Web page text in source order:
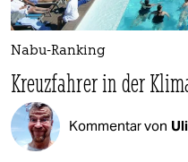
Nabu-Ranking
Kreuzfahrer in der
Kommentar von